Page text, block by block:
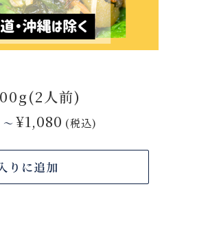
人前)
～ ¥1,080 (税込)